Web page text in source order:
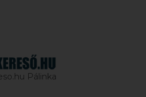
Pálinka